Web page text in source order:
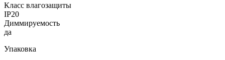
Класс влагозащиты
IP20
Диммируемость
да
Упаковка